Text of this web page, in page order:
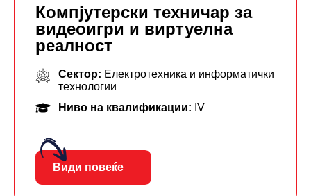
Компјутерски техничар за
видеоигри и виртуелна
реалност
Сектор: Електротехника и информатички
технологии
Ниво на квалификации: IV
Види повеќе